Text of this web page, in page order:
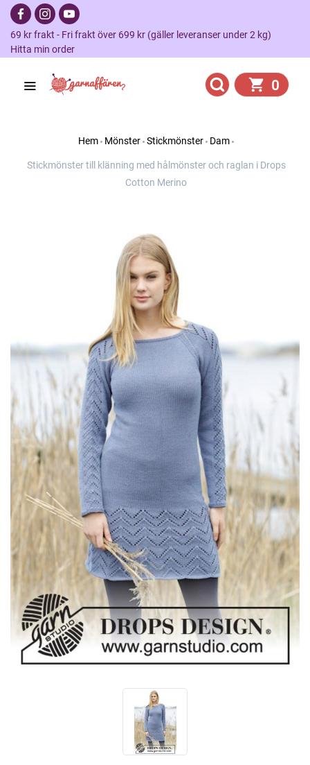
69 kr frakt - Fri frakt över 699 kr (gäller leveranser under 2 kg)
Hitta min order
0
Hem Mönster Stickmönster Dam
Stickmönster till klänning med hålmönster och raglan i Drops
Cotton Merino